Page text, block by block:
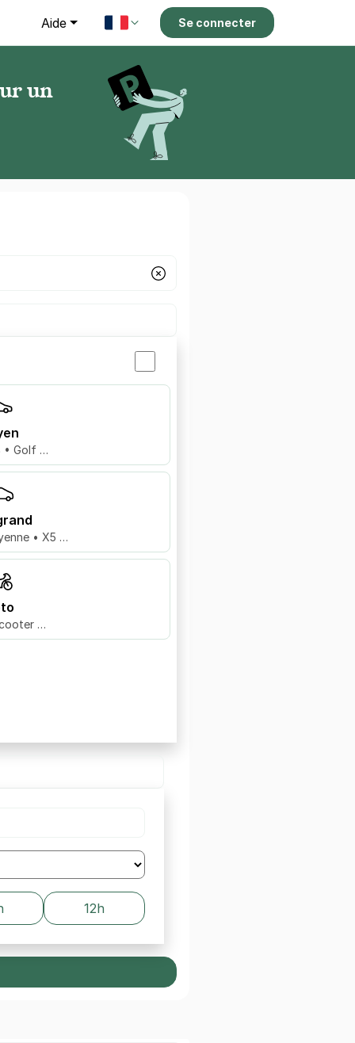
Aide Se connecter
un
• Golf …
• X5 …
…
12h